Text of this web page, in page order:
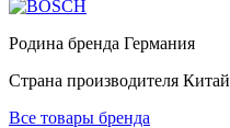
Родина бренда Германия
Страна производителя Китай
Все товары бренда